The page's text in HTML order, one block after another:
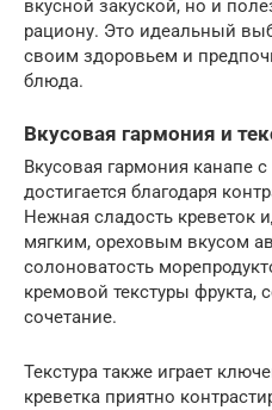
вкусной закуской, но и
рациону. Это идеальный
своим здоровьем и
блюда.
Вкусовая гармония и
Вкусовая гармония канапе
достигается благодаря
Нежная сладость креветок
мягким, ореховым вкусом
солоноватость
кремовой текстуры фрукта,
сочетание.
Текстура также играет
креветка приятно